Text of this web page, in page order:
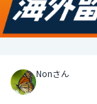
Nonさん